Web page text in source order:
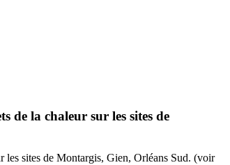
de la chaleur sur les sites de
sites de Montargis, Gien, Orléans Sud. (voir